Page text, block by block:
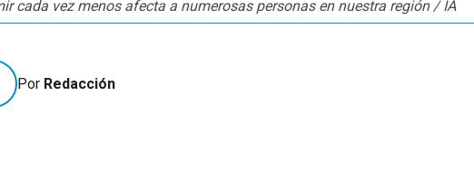
cada vez menos afecta a numerosas personas en nuestra región / IA
Por Redacción